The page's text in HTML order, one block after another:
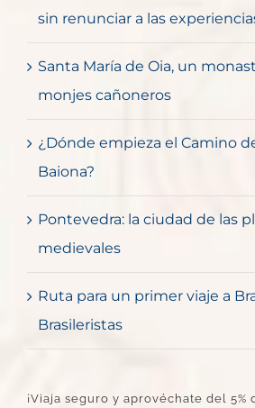
sin renunciar a las
Santa María de Oia, un
monjes cañoneros
¿Dónde empieza el Camino
Baiona?
Pontevedra: la ciudad de las
medievales
Ruta para un primer viaje a
Brasileristas
¡Viaja seguro y aprovéchate del 5%